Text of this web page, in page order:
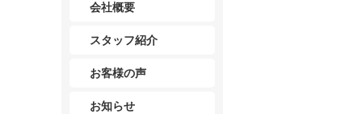
会社概要
スタッフ紹介
お客様の声
お知らせ